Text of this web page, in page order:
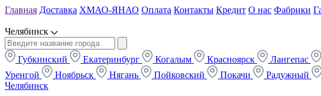
Главная Доставка ХМАО-ЯНАО Оплата Контакты Кредит О нас Фабрики
Челябинск
Губкинский Екатеринбург Когалым Красноярск Лангепас
Уренгой
Ноябрьск Нягань Пойковский Покачи Радужный
Челябинск